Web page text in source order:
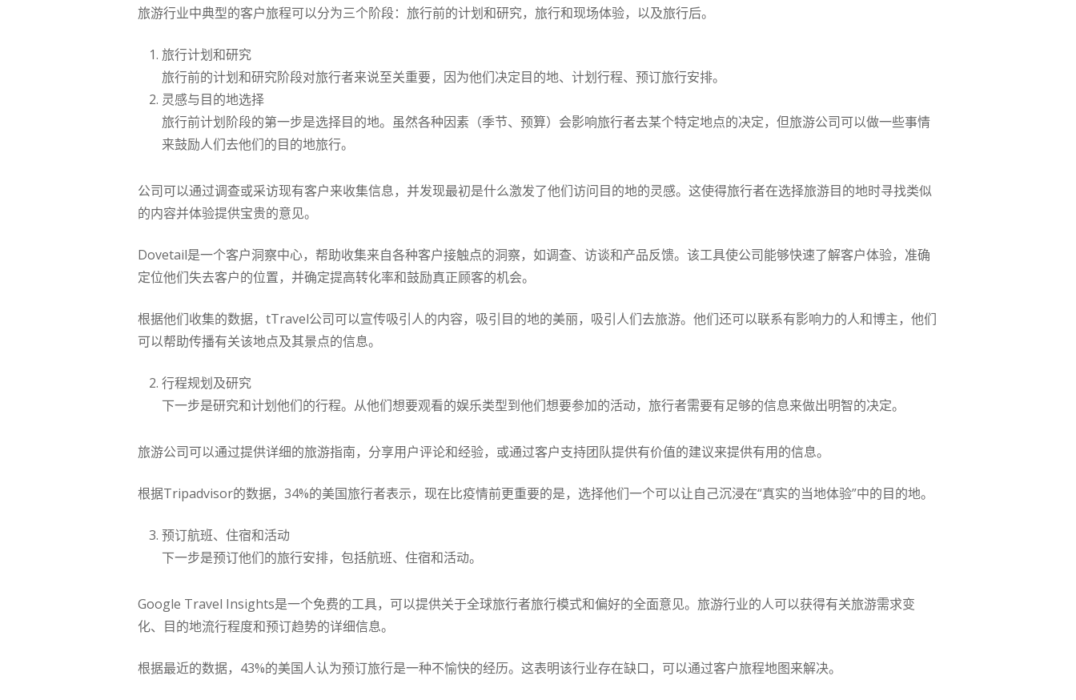
旅游行业中典型的客户旅程可以分为三个阶段：旅行前的计划和研究，旅行和现场体验，以及旅行后。
旅行计划和研究
旅行前的计划和研究阶段对旅行者来说至关重要，因为他们决定目的地、计划行程、预订旅行安排。
灵感与目的地选择
旅行前计划阶段的第一步是选择目的地。虽然各种因素（季节、预算）会影响旅行者去某个特定地点的决定，但旅游公司可以做一些事情
来鼓励人们去他们的目的地旅行。
公司可以通过调查或采访现有客户来收集信息，并发现最初是什么激发了他们访问目的地的灵感。这使得旅行者在选择旅游目的地时寻找类似
的内容并体验提供宝贵的意见。
Dovetail是一个客户洞察中心，帮助收集来自各种客户接触点的洞察，如调查、访谈和产品反馈。该工具使公司能够快速了解客户体验，准确
定位他们失去客户的位置，并确定提高转化率和鼓励真正顾客的机会。
根据他们收集的数据，tTravel公司可以宣传吸引人的内容，吸引目的地的美丽，吸引人们去旅游。他们还可以联系有影响力的人和博主，他们
可以帮助传播有关该地点及其景点的信息。
行程规划及研究
下一步是研究和计划他们的行程。从他们想要观看的娱乐类型到他们想要参加的活动，旅行者需要有足够的信息来做出明智的决定。
旅游公司可以通过提供详细的旅游指南，分享用户评论和经验，或通过客户支持团队提供有价值的建议来提供有用的信息。
根据Tripadvisor的数据，34%的美国旅行者表示，现在比疫情前更重要的是，选择他们一个可以让自己沉浸在“真实的当地体验”中的目的地。
预订航班、住宿和活动
下一步是预订他们的旅行安排，包括航班、住宿和活动。
Google Travel Insights是一个免费的工具，可以提供关于全球旅行者旅行模式和偏好的全面意见。旅游行业的人可以获得有关旅游需求变
化、目的地流行程度和预订趋势的详细信息。
根据最近的数据，43%的美国人认为预订旅行是一种不愉快的经历。这表明该行业存在缺口，可以通过客户旅程地图来解决。